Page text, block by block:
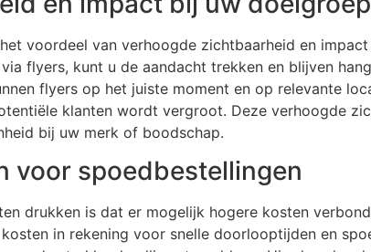
voordeel van verhoogde zichtbaarheid en
flyers, kunt u de aandacht trekken en blijven
flyers op het juiste moment en op relevante
klanten wordt vergroot. Deze verhoogde
bij uw merk of boodschap.
voor spoedbestellingen
drukken is dat er mogelijk hogere kosten
in rekening voor snelle doorlooptijden en